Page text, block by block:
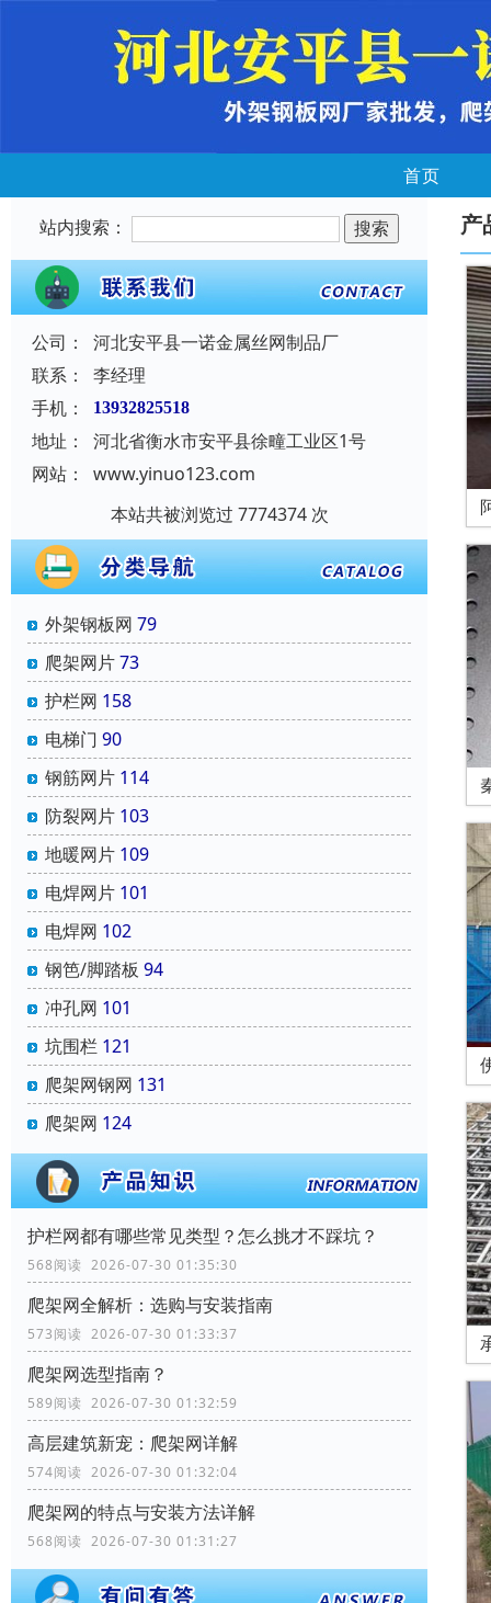
首页
站内搜索：
公司：
河北安平县一诺金属丝网制品厂
联系：
李经理
手机：
13932825518
地址：
河北省衡水市安平县徐疃工业区1号
网站：
www.yinuo123.com
本站共被浏览过 7774374 次
外架钢板网 79
爬架网片73
护栏网 158
电梯门 90
钢筋网片 114
防裂网片 103
地暖网片 109
电焊网片 101
电焊网 102
钢笆/脚踏板 94
冲孔网 101
坑围栏 121
爬架网钢网 131
爬架网 124
‌护栏网‌都有哪些常见类型？怎么挑才不踩坑？
568阅读 2026-07-30 01:35:30
爬架网全解析：选购与安装指南
573阅读 2026-07-30 01:33:37
爬架网选型指南？
589阅读 2026-07-30 01:32:59
高层建筑新宠：爬架网详解
574阅读 2026-07-30 01:32:04
爬架网的特点与安装方法详解
568阅读 2026-07-30 01:31:27
产